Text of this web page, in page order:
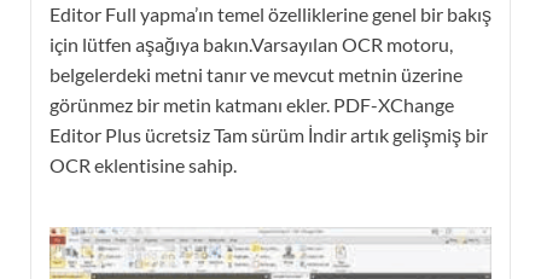
Editor Full yapma’ın temel özelliklerine genel bir bakış
için lütfen aşağıya bakın.Varsayılan OCR motoru,
belgelerdeki metni tanır ve mevcut metnin üzerine
görünmez bir metin katmanı ekler. PDF-XChange
Editor Plus ücretsiz Tam sürüm İndir artık gelişmiş bir
OCR eklentisine sahip.